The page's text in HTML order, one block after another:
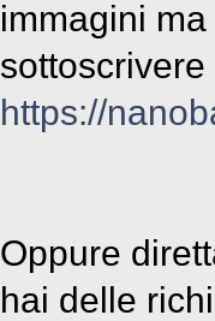
immagini
https://
Oppure
hai delle